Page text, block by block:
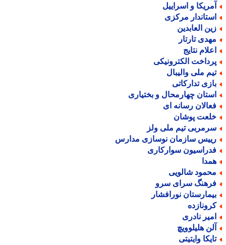
و اسراییل
مرکزی
العابدین
تارتار
نتایج
الکترونیکی
ملی والیبال
تدارکاتی
چهارمحال و بختیاری
رسانه ای
پوشان
تیم ملی ولز
سازمان نوسازی مدارس
سوارکاری
شالویی
سرای سرو
نورافشار
نادری
هلیلوویچ
وایتیتی